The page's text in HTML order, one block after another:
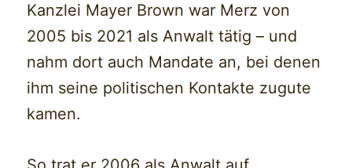
Kanzlei Mayer Brown war Merz von
2005 bis 2021 als Anwalt tätig – und
nahm dort auch Mandate an, bei denen
ihm seine politischen Kontakte zugute
kamen.